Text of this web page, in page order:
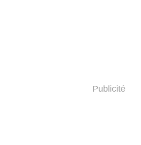
Publicité